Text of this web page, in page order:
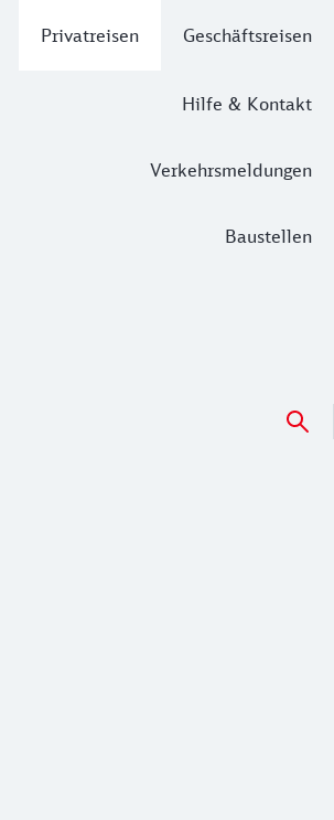
Privatreisen Geschäftsreisen
Hilfe & Kontakt
Verkehrsmeldungen
Baustellen